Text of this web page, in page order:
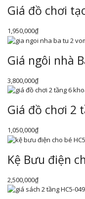
Giá đồ chơi
1,950,000₫
Giá ngôi nhà
3,800,000₫
Giá đồ chơi 2
1,050,000₫
Kệ Bưu điện
2,500,000₫